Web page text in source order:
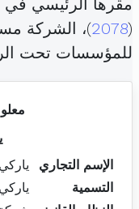
(
2078)، الشركة
للمؤسسات تحت
الإسم التجاري
ياركي
التسمية
ياركي